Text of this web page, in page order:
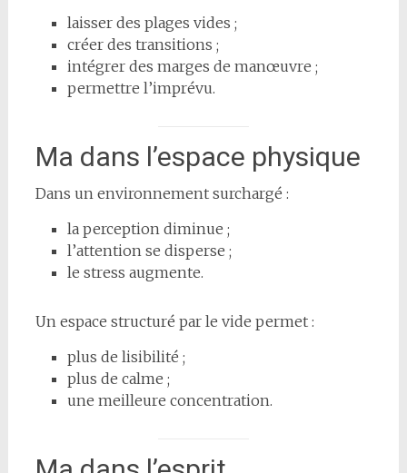
laisser des plages vides ;
créer des transitions ;
intégrer des marges de manœuvre ;
permettre l’imprévu.
Ma dans l’espace physique
Dans un environnement surchargé :
la perception diminue ;
l’attention se disperse ;
le stress augmente.
Un espace structuré par le vide permet :
plus de lisibilité ;
plus de calme ;
une meilleure concentration.